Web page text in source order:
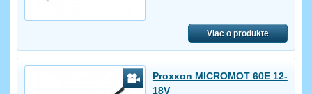
Viac o produkte
Proxxon MICROMOT 60E 12-
18V